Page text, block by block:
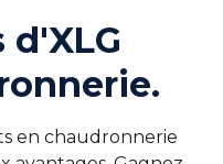
d'XLG
en chaudronnerie